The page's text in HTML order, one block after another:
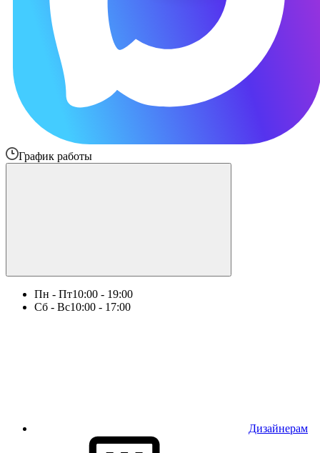
График работы
Пн - Пт10:00 - 19:00
Сб - Вс10:00 - 17:00
Дизайнерам